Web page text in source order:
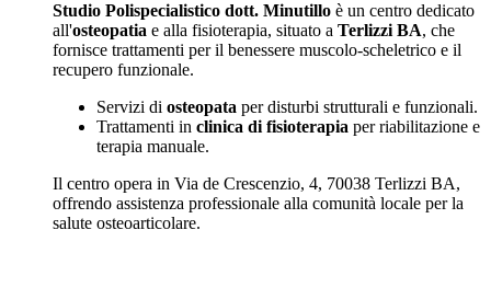
Studio Polispecialistico dott. Minutillo è un centro dedicato
all'osteopatia e alla fisioterapia, situato a Terlizzi BA, che
fornisce trattamenti per il benessere muscolo-scheletrico e il
recupero funzionale.
Servizi di osteopata per disturbi strutturali e funzionali.
Trattamenti in clinica di fisioterapia per riabilitazione e
terapia manuale.
Il centro opera in Via de Crescenzio, 4, 70038 Terlizzi BA,
offrendo assistenza professionale alla comunità locale per la
salute osteoarticolare.